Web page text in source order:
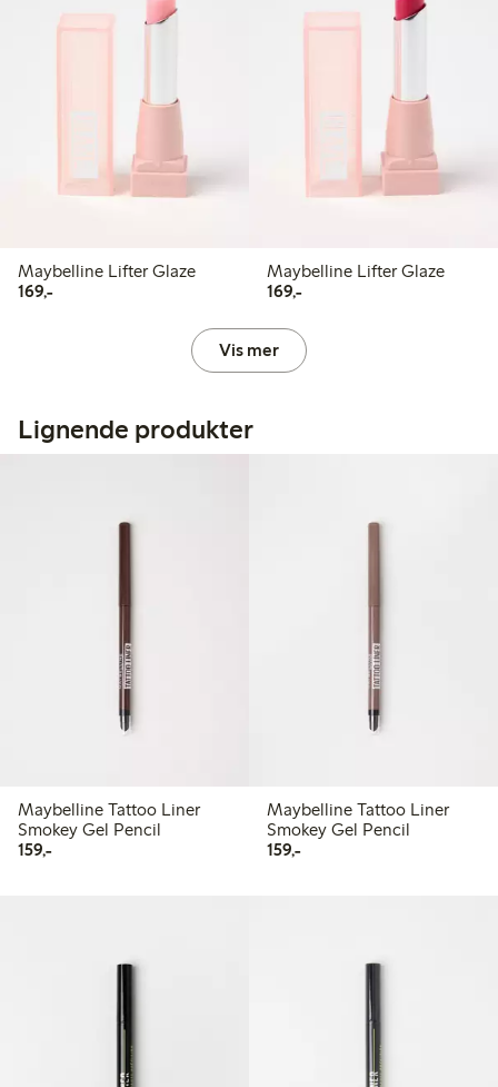
Maybelline Lifter Glaze
169,-169,00 kr
Maybelline Lifter Glaze
169,-169,00 kr
Vis mer
Lignende produkter
Maybelline Tattoo Liner
Smokey Gel Pencil
159,-159,00 kr
Maybelline Tattoo Liner
Smokey Gel Pencil
159,-159,00 kr